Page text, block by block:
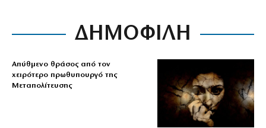
ΔΗΜΟΦΙΛΗ
Απύθμενο θράσος από τον
χειρότερο πρωθυπουργό της
Μεταπολίτευσης